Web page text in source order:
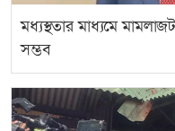
মধ্যস্থতার মাধ্যমে
সম্ভব